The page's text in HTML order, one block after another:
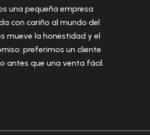
una pequeña empresa
con cariño al mundo del
mueve la honestidad y el
preferimos un cliente
antes que una venta fácil.